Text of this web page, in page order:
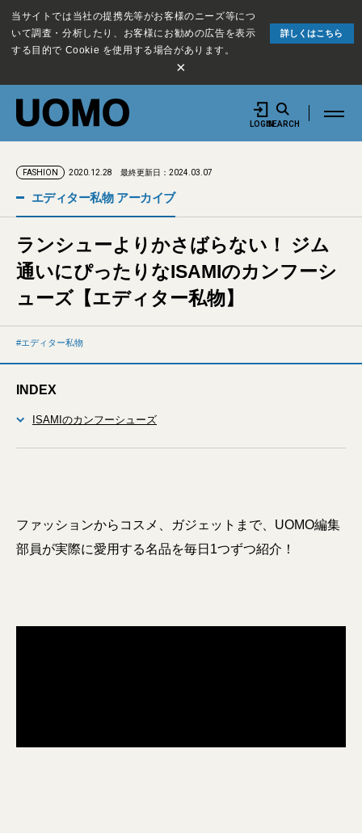
当サイトでは当社の提携先等がお客様のニーズ等につ
いて調査・分析したり、お客様にお勧めの広告を表示
する目的で Cookie を使用する場合があります。
詳しくはこちら
×
LOGINSEARCH
FASHION 2020.12.28 最終更新日：2024.03.07
エディター私物 アーカイブ
ランシューよりかさばらない！ ジム
通いにぴったりなISAMIのカンフーシ
ューズ【エディター私物】
エディター私物
INDEX
ISAMIのカンフーシューズ
ファッションからコスメ、ガジェットまで、UOMO編集
部員が実際に愛用する名品を毎日1つずつ紹介！